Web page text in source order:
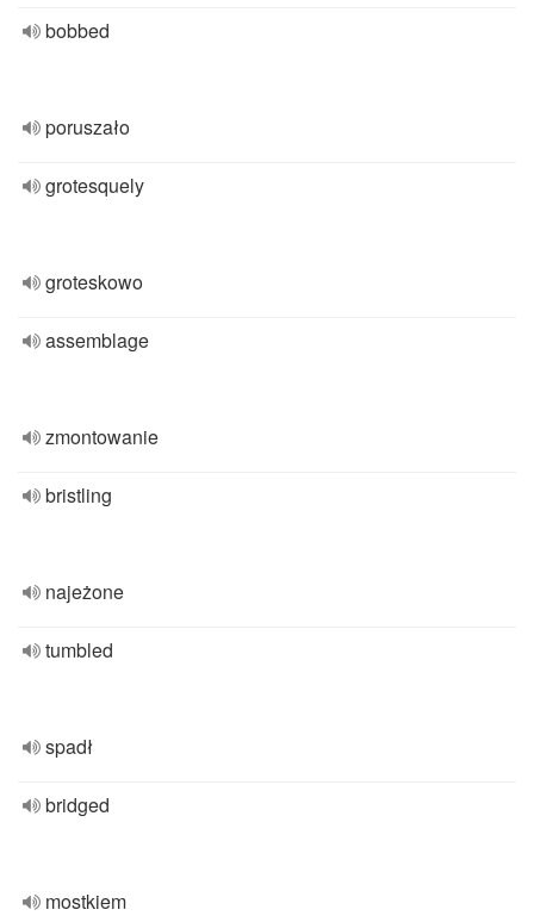
bobbed
poruszało
grotesquely
groteskowo
assemblage
zmontowanie
bristling
najeżone
tumbled
spadł
bridged
mostkiem